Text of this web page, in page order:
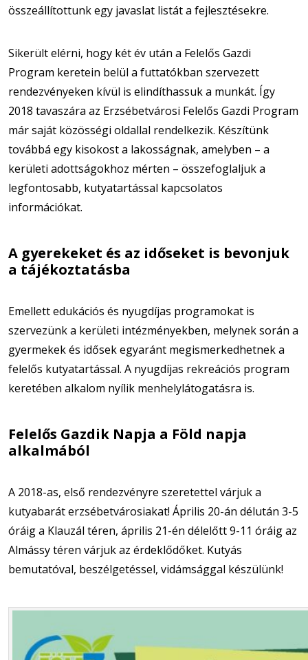
összeállítottunk egy javaslat listát a fejlesztésekre.
Sikerült elérni, hogy két év után a Felelős Gazdi
Program keretein belül a futtatókban szervezett
rendezvényeken kívül is elindíthassuk a munkát. Így
2018 tavaszára az Erzsébetvárosi Felelős Gazdi Program
már saját közösségi oldallal rendelkezik. Készítünk
továbbá egy kisokost a lakosságnak, amelyben – a
kerületi adottságokhoz mérten – összefoglaljuk a
legfontosabb, kutyatartással kapcsolatos
információkat.
A gyerekeket és az időseket is bevonjuk
a tájékoztatásba
Emellett edukációs és nyugdíjas programokat is
szervezünk a kerületi intézményekben, melynek során a
gyermekek és idősek egyaránt megismerkedhetnek a
felelős kutyatartással. A nyugdíjas rekreációs program
keretében alkalom nyílik menhelylátogatásra is.
Felelős Gazdik Napja a Föld napja
alkalmából
A 2018-as, első rendezvényre szeretettel várjuk a
kutyabarát erzsébetvárosiakat! Április 20-án délután 3-5
óráig a Klauzál téren, április 21-én délelőtt 9-11 óráig az
Almássy téren várjuk az érdeklődőket. Kutyás
bemutatóval, beszélgetéssel, vidámsággal készülünk!